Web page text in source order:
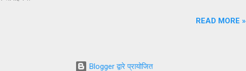
READ MORE »
Blogger द्वारे प्रायोजित